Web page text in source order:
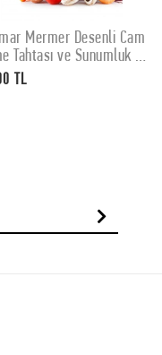
SEPETE EKLE
Mermer Desenli Cam
Tahtası ve Sunumluk 25
TL